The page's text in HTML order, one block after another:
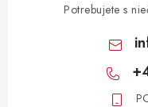
Potrebujete s